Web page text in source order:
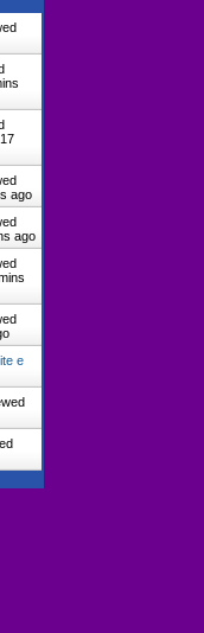
ago
ago
e